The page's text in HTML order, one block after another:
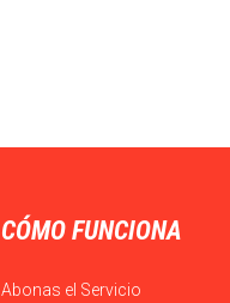
CÓMO FUNCIONA
Abonas el Servicio